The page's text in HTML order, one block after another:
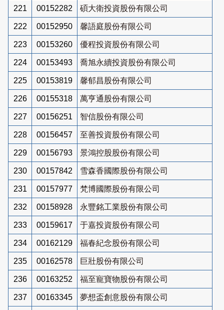
221 00152282 碩大衛投資股份有限公司
222 00152950 馨語庭股份有限公司
223 00153260 優程投資股份有限公司
224 00153493 喬旭永續投資股份有限公司
225 00153819 馨郁昌股份有限公司
226 00155318 萬亨通股份有限公司
227 00156251 智信股份有限公司
228 00156457 至善投資股份有限公司
229 00156793 景鴻控股股份有限公司
230 00157842 雪森香國際股份有限公司
231 00157977 梵博國際股份有限公司
232 00158928 永豐銘工業股份有限公司
233 00159617 于嘉投資股份有限公司
234 00162129 福春紀念股份有限公司
235 00162578 巨壯股份有限公司
236 00163252 福至寵寶物股份有限公司
237 00163345 夢想盃創意股份有限公司